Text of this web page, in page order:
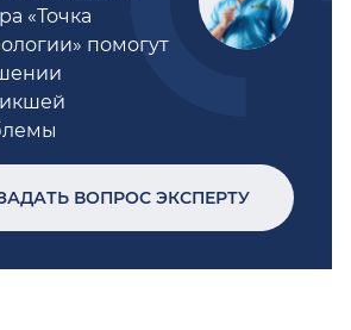
«Точка
помогут
ВОПРОС ЭКСПЕРТУ